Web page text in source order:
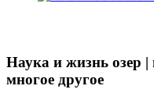
Наука и жизнь озер |
многое другое